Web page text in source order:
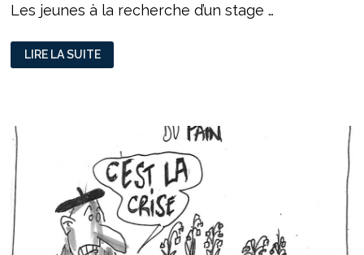
Les jeunes à la recherche d’un stage …
JEUNES
D’AVENIRS :
LA
LIRE LA SUITE